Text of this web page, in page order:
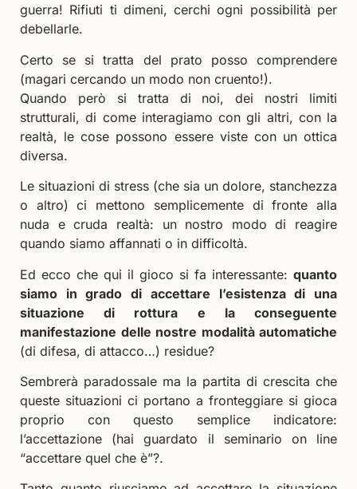
guerra! Rifiuti ti dimeni, cerchi ogni possibilità per
debellarle.
Certo se si tratta del prato posso comprendere
(magari cercando un modo non cruento!).
Quando però si tratta di noi, dei nostri limiti
strutturali, di come interagiamo con gli altri, con la
realtà, le cose possono essere viste con un ottica
diversa.
Le situazioni di stress (che sia un dolore, stanchezza
o altro) ci mettono semplicemente di fronte alla
nuda e cruda realtà: un nostro modo di reagire
quando siamo affannati o in difficoltà.
Ed ecco che qui il gioco si fa interessante: quanto
siamo in grado di accettare l’esistenza di una
situazione di rottura e la conseguente
manifestazione delle nostre modalità automatiche
(di difesa, di attacco…) residue?
Sembrerà paradossale ma la partita di crescita che
queste situazioni ci portano a fronteggiare si gioca
proprio con questo semplice indicatore:
l’accettazione (hai guardato il seminario on line
“accettare quel che è”?.